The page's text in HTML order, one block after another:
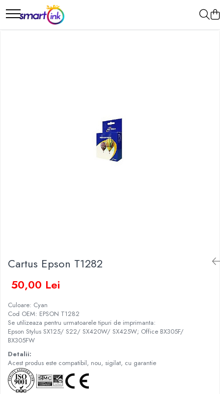
Cartus Epson T1282
50,00 Lei
Culoare: Cyan
Cod OEM: EPSON T1282
Se utilizeaza pentru urmatoarele tipuri de imprimanta:
Epson Stylus SX125/ S22/ SX420W/ SX425W; Office BX305F/
BX305FW
Detalii:
Acest produs este compatibil, nou, sigilat, cu garantie